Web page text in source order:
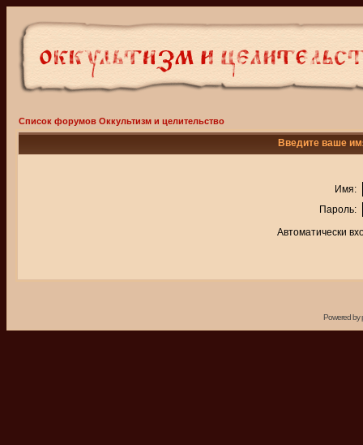
Список форумов Оккультизм и целительство
Введите ваше
Имя:
Пароль:
Автоматически
Powered by